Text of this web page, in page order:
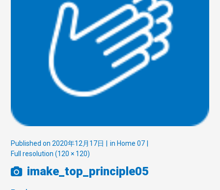
Published on2020年12月17日 in Home 07
Full resolution (120 × 120)
imake_top_principle05